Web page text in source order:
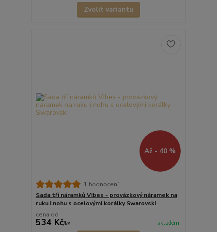
Zvolit variantu
Až - 40 %
1 hodnocení
Sada tří náramků Vibes - provázkový náramek na
ruku i nohu s ocelovými korálky Swarovski
cena od
534 Kč/ks skladem